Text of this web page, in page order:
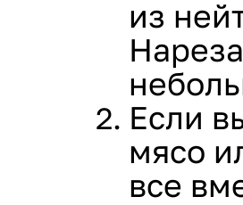
из
Если
мясо
все